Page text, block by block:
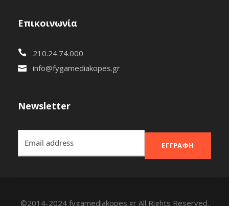
Επικοινωνία
210.24.74.000
info@fygamediakopes.gr
Newsletter
ΕΓΓΡΑΦΉ
©2014-2024 fygamediakopes.gr All Rights Reserved.